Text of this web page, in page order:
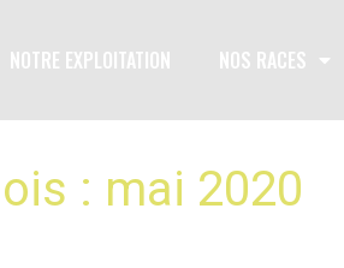
NOTRE EXPLOITATION NOS RACES
: mai 2020